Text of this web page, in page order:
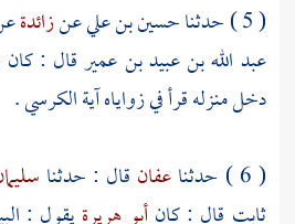
( 5 ) حدثنا
حسين بن عليعنزائدة
عبد الله بن عبيد بن عميرقال : كان
دخل منزله قرأ في زواياه آية الكرسي .
( 6 ) حدثنا
عفان قال : حدثنا